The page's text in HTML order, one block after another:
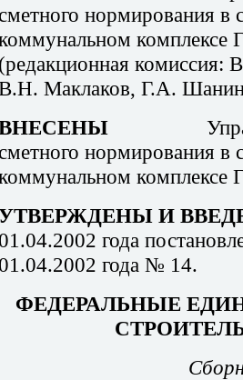
нормирования в
комплексе
(редакционная комиссия:
Маклаков, Г.А.
нормирования в
комплексе
И
года
года № 14.
ФЕДЕРАЛЬНЫЕ